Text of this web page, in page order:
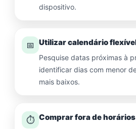
dispositivo.
📅 Utilizar calendário
Pesquise datas próximas à
identificar dias com menor
mais baixos.
⏱️ Comprar fora de